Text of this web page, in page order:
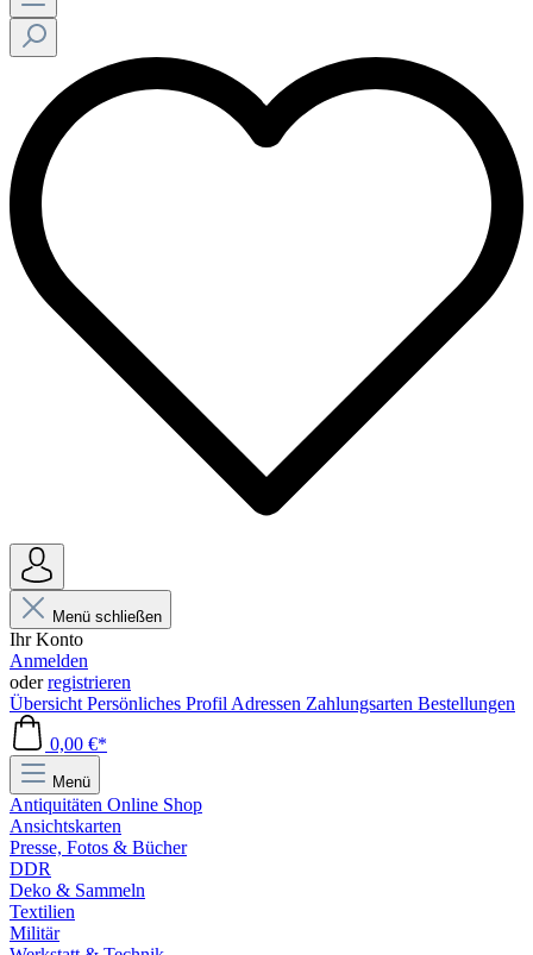
Menü schließen
Ihr Konto
Anmelden
oderregistrieren
Übersicht Persönliches Profil Adressen Zahlungsarten Bestellungen
0,00 €*
Menü
Antiquitäten Online Shop
Ansichtskarten
Presse, Fotos & Bücher
DDR
Deko & Sammeln
Textilien
Militär